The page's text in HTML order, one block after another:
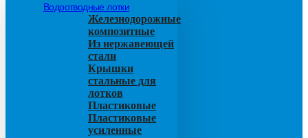
Водоотводные лотки
Железнодорожные
композитные
Из нержавеющей
стали
Крышки
стальные для
лотков
Пластиковые
Пластиковые
усиленные